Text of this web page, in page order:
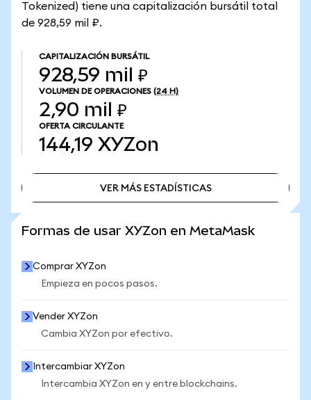
Tokenized) tiene una capitalización bursátil total
de 928,59 mil ₽.
CAPITALIZACIÓN BURSÁTIL
928,59 mil ₽
VOLUMEN DE OPERACIONES (24 H)
2,90 mil ₽
OFERTA CIRCULANTE
144,19 XYZon
VER MÁS ESTADÍSTICAS
Formas de usar XYZon en MetaMask
Comprar XYZon
Empieza en pocos pasos.
Vender XYZon
Cambia XYZon por efectivo.
Intercambiar XYZon
Intercambia XYZon en y entre blockchains.